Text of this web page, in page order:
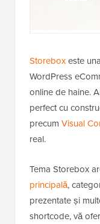
Storeboxeste
WordPress
online de haine.
perfect cu
precum Visual
real.
Tema Storebox
principală,
prezentate și
shortcode, vă